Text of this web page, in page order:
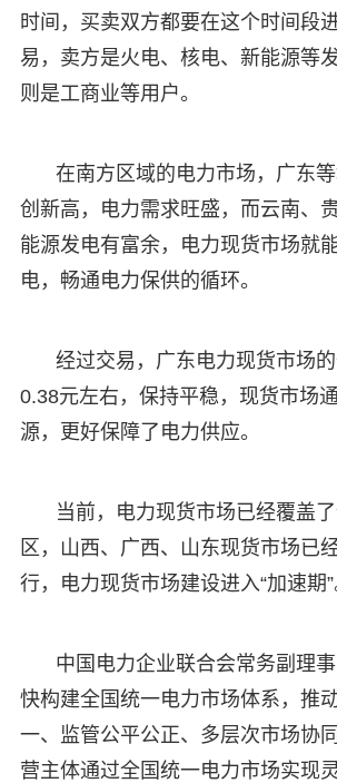
时间，买卖双方都要在这个时间段
易，卖方是火电、核电、新能源等
则是工商业等用户。
在南方区域的电力市场，广东
创新高，电力需求旺盛，而云南、
能源发电有富余，电力现货市场就
电，畅通电力保供的循环。
经过交易，广东电力现货市场
0.38元左右，保持平稳，现货市场
源，更好保障了电力供应。
当前，电力现货市场已经覆盖
区，山西、广西、山东现货市场已
行，电力现货市场建设进入“加速期”
中国电力企业联合会常务副理
快构建全国统一电力市场体系，推
一、监管公平公正、多层次市场协
营主体通过全国统一电力市场实现